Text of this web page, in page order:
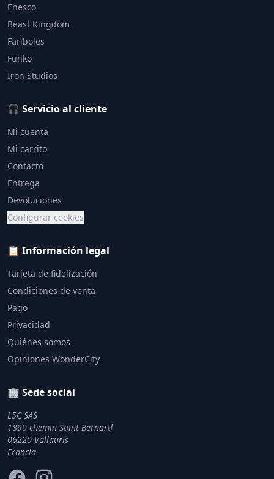
Enesco
Beast Kingdom
Fariboles
Funko
Iron Studios
🎧 Servicio al cliente
Mi cuenta
Mi carrito
Contacto
Entrega
Devoluciones
Configurar cookies
📋 Información legal
Tarjeta de fidelización
Condiciones de venta
Pago
Privacidad
Quiénes somos
Opiniones WonderCity
🏢 Sede social
L5C SAS
1890 chemin Saint Bernard
06220 Vallauris
Francia
FacebookInstagram